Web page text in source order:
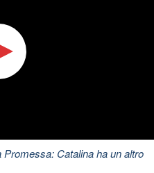
Promessa: Catalina ha un altro